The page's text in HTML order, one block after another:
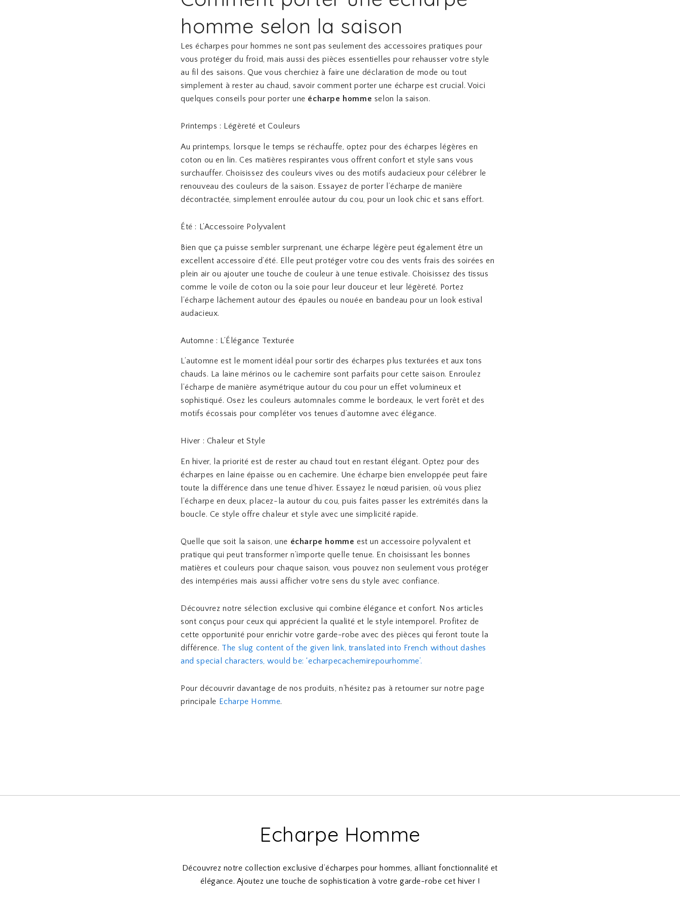
homme selon la saison
Les écharpes pour hommes ne sont pas seulement des accessoires pratiques pour
vous protéger du froid, mais aussi des pièces essentielles pour rehausser votre style
au fil des saisons. Que vous cherchiez à faire une déclaration de mode ou tout
simplement à rester au chaud, savoir comment porter une écharpe est crucial. Voici
quelques conseils pour porter une écharpe homme selon la saison.
Printemps : Légèreté et Couleurs
Au printemps, lorsque le temps se réchauffe, optez pour des écharpes légères en
coton ou en lin. Ces matières respirantes vous offrent confort et style sans vous
surchauffer. Choisissez des couleurs vives ou des motifs audacieux pour célébrer le
renouveau des couleurs de la saison. Essayez de porter l’écharpe de manière
décontractée, simplement enroulée autour du cou, pour un look chic et sans effort.
Été : L’Accessoire Polyvalent
Bien que ça puisse sembler surprenant, une écharpe légère peut également être un
excellent accessoire d’été. Elle peut protéger votre cou des vents frais des soirées en
plein air ou ajouter une touche de couleur à une tenue estivale. Choisissez des tissus
comme le voile de coton ou la soie pour leur douceur et leur légèreté. Portez
l’écharpe lâchement autour des épaules ou nouée en bandeau pour un look estival
audacieux.
Automne : L’Élégance Texturée
L’automne est le moment idéal pour sortir des écharpes plus texturées et aux tons
chauds. La laine mérinos ou le cachemire sont parfaits pour cette saison. Enroulez
l’écharpe de manière asymétrique autour du cou pour un effet volumineux et
sophistiqué. Osez les couleurs automnales comme le bordeaux, le vert forêt et des
motifs écossais pour compléter vos tenues d’automne avec élégance.
Hiver : Chaleur et Style
En hiver, la priorité est de rester au chaud tout en restant élégant. Optez pour des
écharpes en laine épaisse ou en cachemire. Une écharpe bien enveloppée peut faire
toute la différence dans une tenue d’hiver. Essayez le nœud parisien, où vous pliez
l’écharpe en deux, placez-la autour du cou, puis faites passer les extrémités dans la
boucle. Ce style offre chaleur et style avec une simplicité rapide.
Quelle que soit la saison, une écharpe homme est un accessoire polyvalent et
pratique qui peut transformer n’importe quelle tenue. En choisissant les bonnes
matières et couleurs pour chaque saison, vous pouvez non seulement vous protéger
des intempéries mais aussi afficher votre sens du style avec confiance.
Découvrez notre sélection exclusive qui combine élégance et confort. Nos articles
sont conçus pour ceux qui apprécient la qualité et le style intemporel. Profitez de
cette opportunité pour enrichir votre garde-robe avec des pièces qui feront toute la
différence. The slug content of the given link, translated into French without dashes
and special characters, would be: ‘echarpecachemirepourhomme’.
Pour découvrir davantage de nos produits, n’hésitez pas à retourner sur notre page
principale Echarpe Homme.
Echarpe Homme
Découvrez notre collection exclusive d’écharpes pour hommes, alliant fonctionnalité et
élégance. Ajoutez une touche de sophistication à votre garde-robe cet hiver !